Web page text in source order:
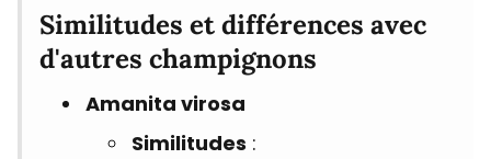
Similitudes et différences avec
d'autres champignons
Amanita virosa
Similitudes :